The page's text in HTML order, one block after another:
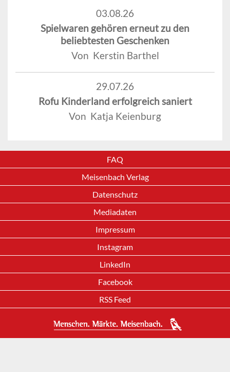
03.08.26
Spielwaren gehören erneut zu den
beliebtesten Geschenken
Von Kerstin Barthel
29.07.26
Rofu Kinderland erfolgreich saniert
Von Katja Keienburg
FAQ
Meisenbach Verlag
Datenschutz
Mediadaten
Impressum
Instagram
LinkedIn
Facebook
RSS Feed